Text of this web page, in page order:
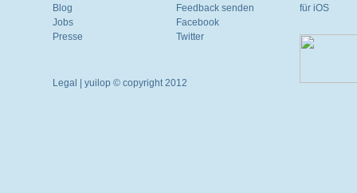
Blog
Jobs
Presse
Feedback senden
Facebook
Twitter
für iOS
Legal | yuilop © copyright 2012